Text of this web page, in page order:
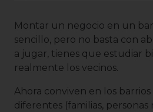
Montar un negocio en un
sencillo, pero no basta con
a jugar, tienes que estudiar
realmente los vecinos.
Ahora conviven en los
diferentes (familias, personas